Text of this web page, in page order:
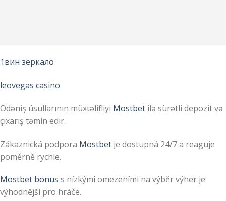
1вин зеркало
leovegas casino
Ödəniş üsullarının müxtəlifliyi Mostbet ilə sürətli depozit və
çıxarış təmin edir.
Zákaznická podpora Mostbet je dostupná 24/7 a reaguje
poměrně rychle.
Mostbet bonus s nízkými omezeními na výběr výher je
výhodnější pro hráče.